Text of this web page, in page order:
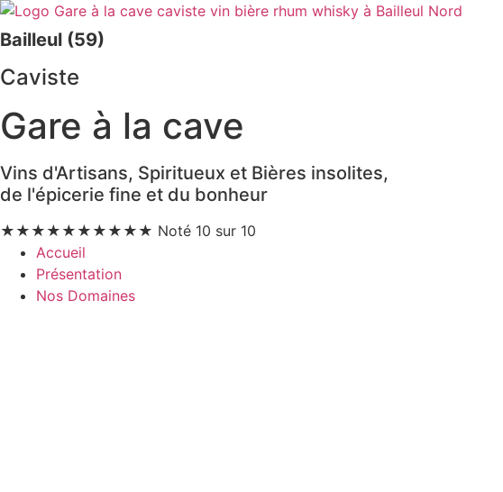
Bailleul (59)
Caviste
Gare à la cave
Vins d'Artisans, Spiritueux et Bières insolites,
de l'épicerie fine et du bonheur
★ ★ ★ ★ ★ ★ ★ ★ ★ ★ Noté 10 sur 10
Accueil
Présentation
Nos Domaines